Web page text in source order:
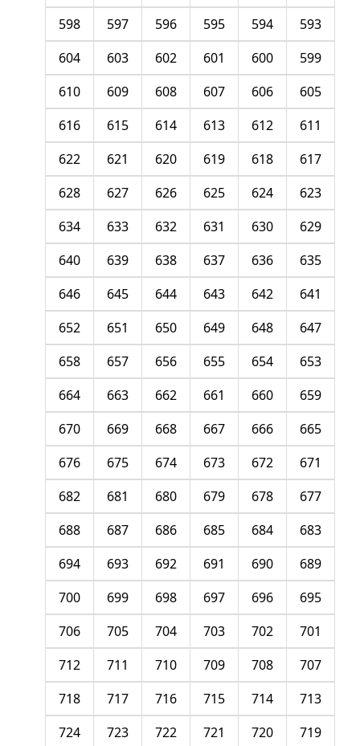
593
594
595
596
597
598
599
600
601
602
603
604
605
606
607
608
609
610
611
612
613
614
615
616
617
618
619
620
621
622
623
624
625
626
627
628
629
630
631
632
633
634
635
636
637
638
639
640
641
642
643
644
645
646
647
648
649
650
651
652
653
654
655
656
657
658
659
660
661
662
663
664
665
666
667
668
669
670
671
672
673
674
675
676
677
678
679
680
681
682
683
684
685
686
687
688
689
690
691
692
693
694
695
696
697
698
699
700
701
702
703
704
705
706
707
708
709
710
711
712
713
714
715
716
717
718
719
720
721
722
723
724